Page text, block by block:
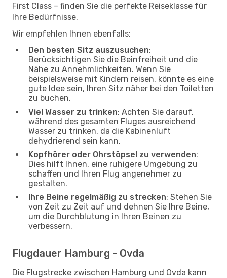
First Class – finden Sie die perfekte Reiseklasse für
Ihre Bedürfnisse.
Wir empfehlen Ihnen ebenfalls:
Den besten Sitz auszusuchen:
Berücksichtigen Sie die Beinfreiheit und die
Nähe zu Annehmlichkeiten. Wenn Sie
beispielsweise mit Kindern reisen, könnte es eine
gute Idee sein, Ihren Sitz näher bei den Toiletten
zu buchen.
Viel Wasser zu trinken: Achten Sie darauf,
während des gesamten Fluges ausreichend
Wasser zu trinken, da die Kabinenluft
dehydrierend sein kann.
Kopfhörer oder Ohrstöpsel zu verwenden:
Dies hilft Ihnen, eine ruhigere Umgebung zu
schaffen und Ihren Flug angenehmer zu
gestalten.
Ihre Beine regelmäßig zu strecken: Stehen Sie
von Zeit zu Zeit auf und dehnen Sie Ihre Beine,
um die Durchblutung in Ihren Beinen zu
verbessern.
Flugdauer Hamburg - Ovda
Die Flugstrecke zwischen Hamburg und Ovda kann